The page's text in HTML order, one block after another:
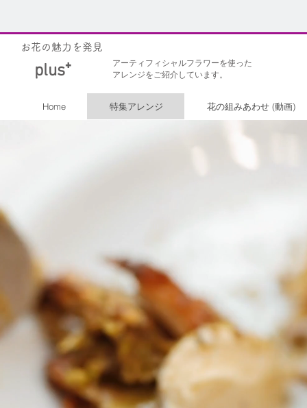
お花の魅力を発見
​plus⁺ アーティフィシャルフラワーを使った
アレンジをご紹介しています。
Home 特集アレンジ 花の組みあわせ (動画)